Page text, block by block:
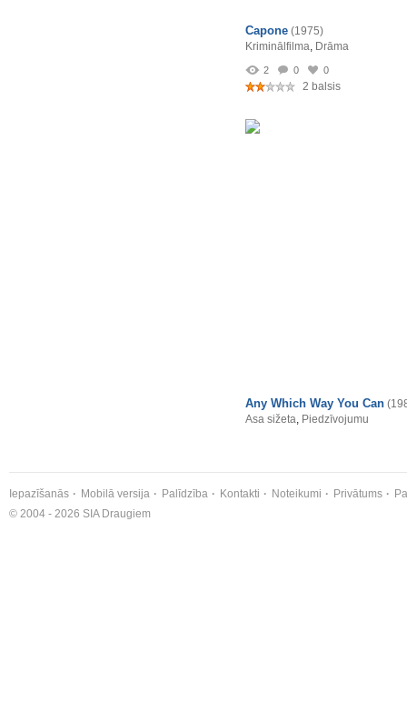
Capone (1975)
Kriminālfilma, Drāma
2 0 0
2 balsis
Any Which Way You Can
Asa sižeta, Piedzīvojumu
Iepazīšanās Mobilā versija Palīdzība Kontakti Noteikumi Privātums
© 2004 - 2026 SIA Draugiem